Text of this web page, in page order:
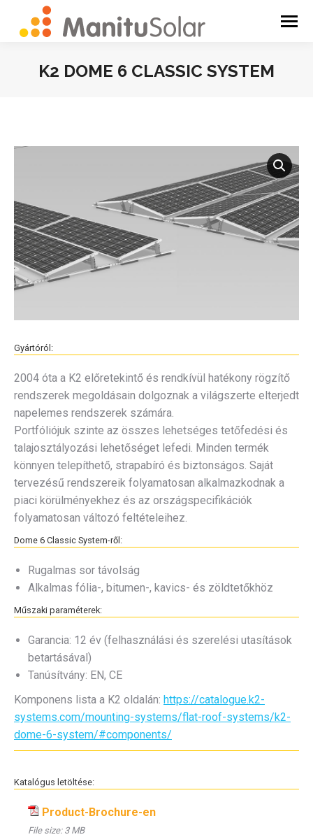
K2 DOME 6 CLASSIC SYSTEM
Gyártóról:
2004 óta a K2 előretekintő és rendkívül hatékony rögzítő
rendszerek megoldásain dolgoznak a világszerte elterjedt
napelemes rendszerek számára.
Portfóliójuk szinte az összes lehetséges tetőfedési és
talajosztályozási lehetőséget lefedi. Minden termék
könnyen telepíthető, strapabíró és biztonságos. Saját
tervezésű rendszereik folyamatosan alkalmazkodnak a
piaci körülményekhez és az országspecifikációk
folyamatosan változó feltételeihez.
Dome 6 Classic System-ről:
Rugalmas sor távolság
Alkalmas fólia-, bitumen-, kavics- és zöldtetőkhöz
Műszaki paraméterek:
Garancia: 12 év (felhasználási és szerelési utasítások
betartásával)
Tanúsítvány: EN, CE
Komponens lista a K2 oldalán: https://catalogue.k2-
systems.com/mounting-systems/flat-roof-systems/k2-
dome-6-system/#components/
Katalógus letöltése:
Product-Brochure-en
File size:3 MB